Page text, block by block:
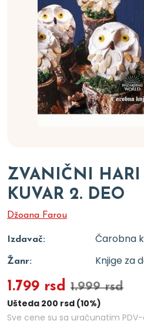
ZVANIČNI HARI
KUVAR 2. DEO
Džoana Farou
Izdavač: Čarobna
Žanr: Knjige za
1.799 rsd 1.999 rsd
Ušteda 200 rsd (10%)
Sve cene su sa uračunatim